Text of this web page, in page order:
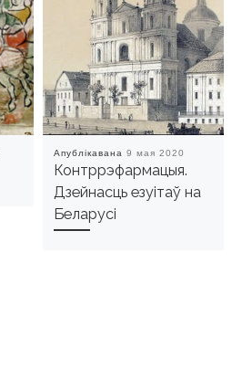
Апублікавана 9 мая 2020
Контррэфармацыя.
Дзейнасць езуітаў на
Беларусі